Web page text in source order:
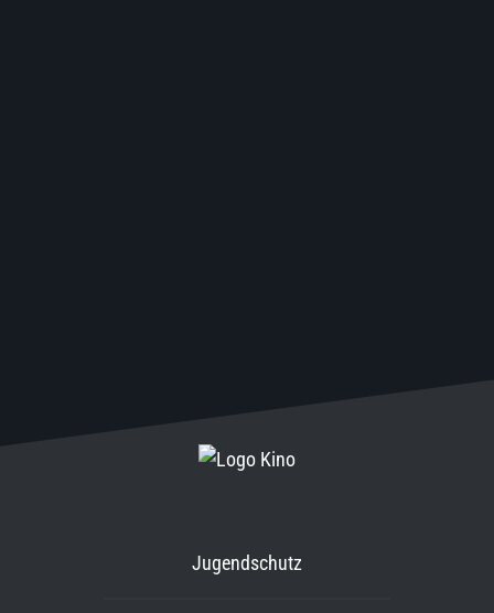
Jugendschutz